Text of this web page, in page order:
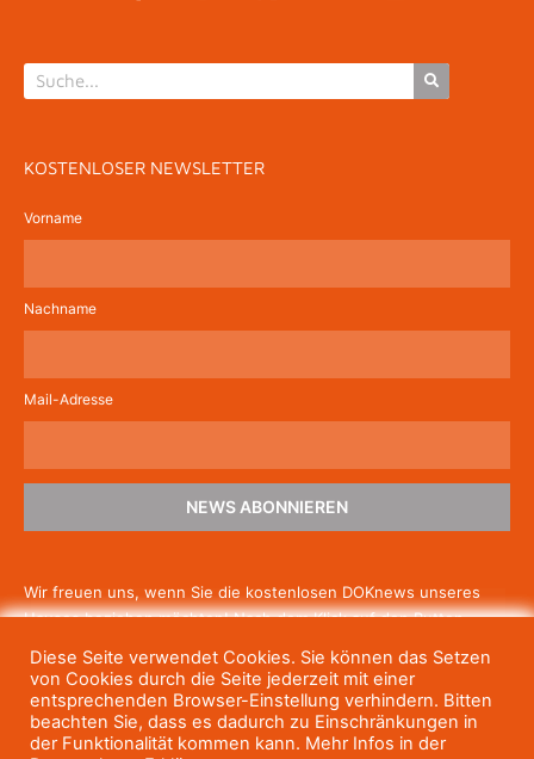
KOSTENLOSER NEWSLETTER
Vorname
Nachname
Mail-Adresse
NEWS ABONNIEREN
Wir freuen uns, wenn Sie die kostenlosen DOKnews unseres
Hauses beziehen möchten! Nach dem Klick auf den Button
um die Newsletter-Anmeldung abzuschließen. Wenn Sie unsere
Gratis-News irgendwann nicht mehr erhalten wollen, können
Siesich jederzeit einfach wieder abmelden.
Diese Seite verwendet Cookies. Sie können das Setzen
von Cookies durch die Seite jederzeit mit einer
entsprechenden Browser-Einstellung verhindern. Bitten
beachten Sie, dass es dadurch zu Einschränkungen in
der Funktionalität kommen kann. Mehr Infos in der